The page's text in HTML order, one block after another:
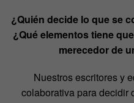
¿Quién decide lo que se
¿Qué elementos tiene
merecedor de
Nuestros escritores y
colaborativa para decidir